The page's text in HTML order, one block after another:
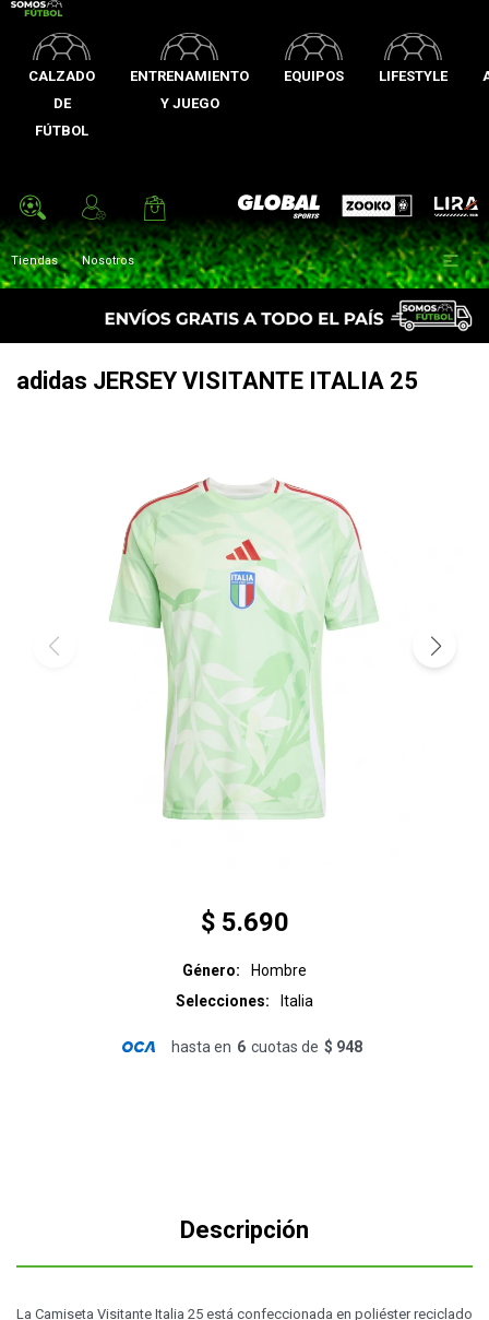
CALZADO
DE
FÚTBOL
ENTRENAMIENTO
Y JUEGO
EQUIPOS LIFESTYLE
Global Sports Zooko Lira
Tiendas Nosotros 
adidas JERSEY VISITANTE ITALIA 25
$ 5.690
Género
Hombre
Selecciones
Italia
hasta en 6 cuotas de $ 948
Descripción
La Camiseta Visitante Italia 25 está confeccionada en poliéster reciclado